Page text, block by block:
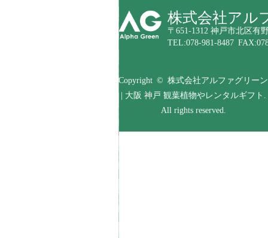
株式会社アル
〒651-1312 神戸市北区有
TEL:078-981-8487
Copyright © 株式会社アルファグリーン
| 大阪 神戸 観葉植物やレンタルギフト.
All rights reserved.